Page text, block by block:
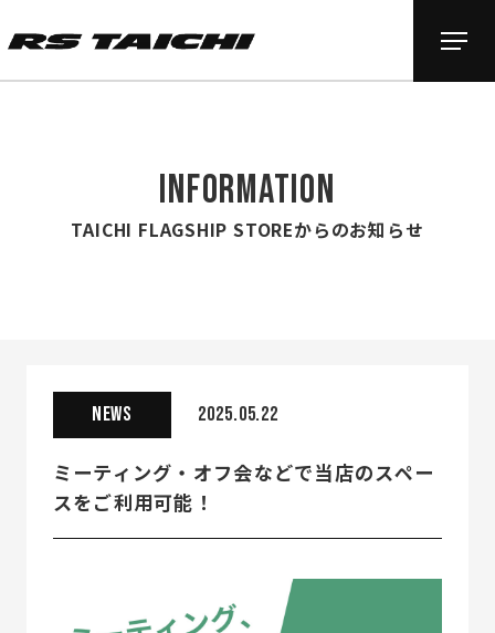
INFORMATION
TAICHI FLAGSHIP STOREからのお知らせ
NEWS 2025.05.22
ミーティング・オフ会などで当店のスペー
スをご利用可能！